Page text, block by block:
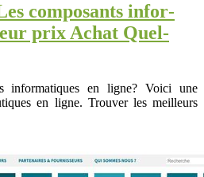
composants infor­
prix Achat Quel­
informatiques en ligne? Voici une
en ligne. Trouver les meilleurs